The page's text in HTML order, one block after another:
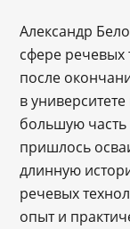
Александр
сфере речевых
после
в
большую часть
пришлось
длинную
речевых
опыт и